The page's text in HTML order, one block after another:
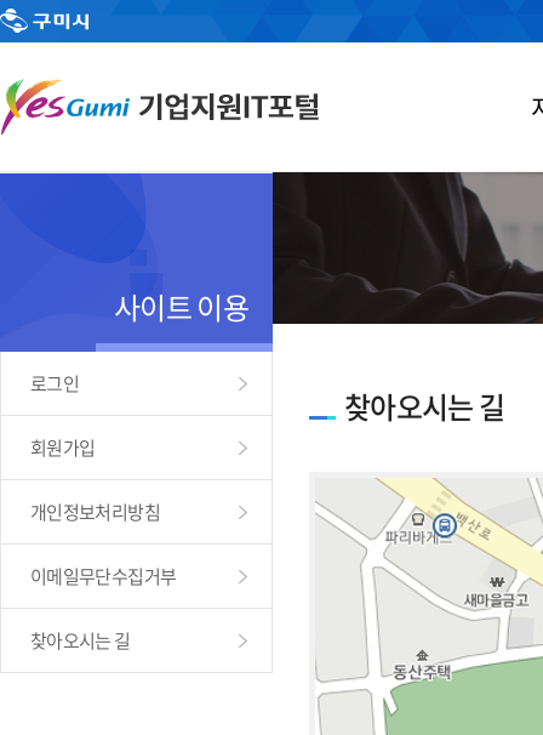
사이트 이용
로그인
회원가입
개인정보처리방침
이메일무단수집거부
찾아오시는 길
찾아오시는 길